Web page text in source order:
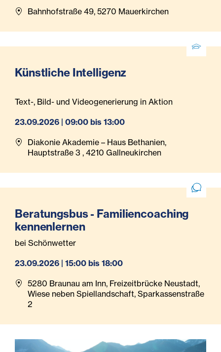
Bahnhofstraße 49, 5270 Mauerkirchen
Künstliche Intelligenz
Text-, Bild- und Videogenerierung in Aktion
23.09.2026 | 09:00 bis 13:00
Diakonie Akademie – Haus Bethanien,
Hauptstraße 3 , 4210 Gallneukirchen
Beratungsbus - Familiencoaching
kennenlernen
bei Schönwetter
23.09.2026 | 15:00 bis 18:00
5280 Braunau am Inn, Freizeitbrücke Neustadt,
Wiese neben Spiellandschaft, Sparkassenstraße
2